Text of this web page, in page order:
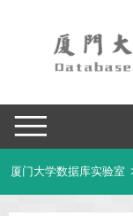
厦门大学数据库实验室